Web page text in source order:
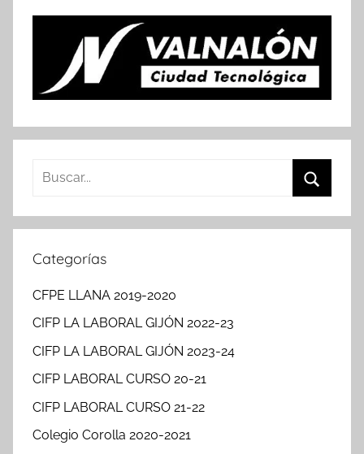
Buscar:
Categorías
CFPE LLANA 2019-2020
CIFP LA LABORAL GIJÓN 2022-23
CIFP LA LABORAL GIJÓN 2023-24
CIFP LABORAL CURSO 20-21
CIFP LABORAL CURSO 21-22
Colegio Corolla 2020-2021